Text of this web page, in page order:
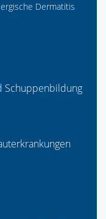
Dermatitis
Schuppenbildung